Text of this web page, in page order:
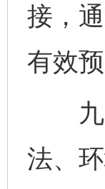
接，
有效
九、
法、